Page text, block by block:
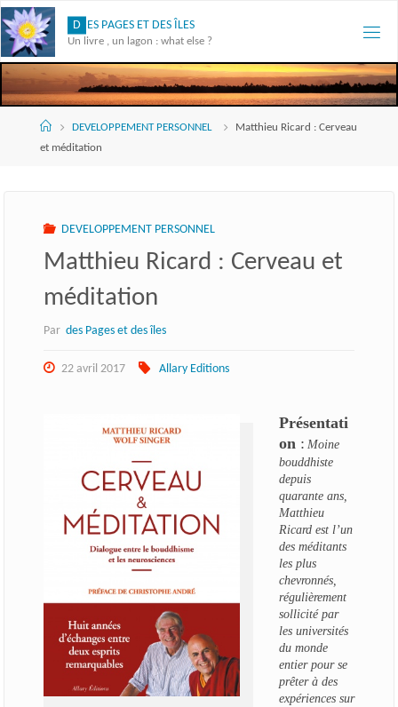
Skip
to
content
D ES PAGES ET DES ÎLES
Un livre , un lagon : what else ?
AccueilDEVELOPPEMENT PERSONNEL
Matthieu Ricard : Cerveau
et méditation
DEVELOPPEMENT PERSONNEL
Matthieu Ricard : Cerveau et
méditation
Par des Pages et des îles
22 avril 2017 Allary Editions
Présentati
on: Moine
bouddhiste
depuis
quarante ans,
Matthieu
Ricard est l’un
des méditants
les plus
chevronnés,
régulièrement
sollicité par
les universités
du monde
entier pour se
prêter à des
expériences sur